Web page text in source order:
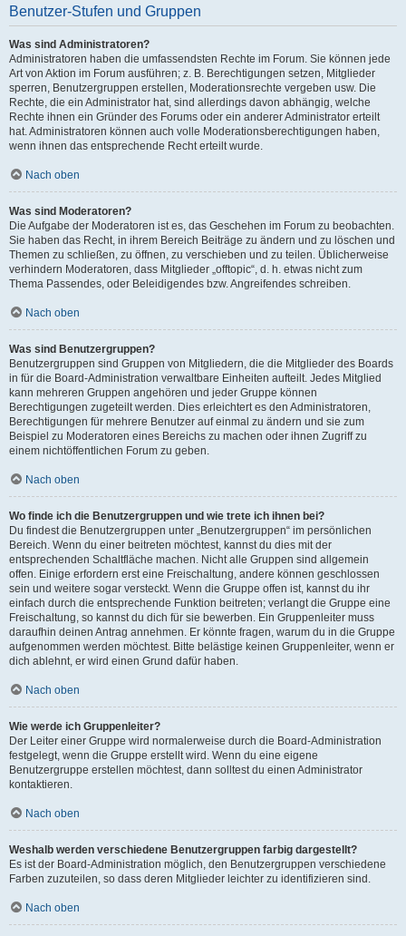
Benutzer-Stufen und Gruppen
Was sind Administratoren?
Administratoren haben die umfassendsten Rechte im Forum. Sie können jede
Art von Aktion im Forum ausführen; z. B. Berechtigungen setzen, Mitglieder
sperren, Benutzergruppen erstellen, Moderationsrechte vergeben usw. Die
Rechte, die ein Administrator hat, sind allerdings davon abhängig, welche
Rechte ihnen ein Gründer des Forums oder ein anderer Administrator erteilt
hat. Administratoren können auch volle Moderationsberechtigungen haben,
wenn ihnen das entsprechende Recht erteilt wurde.
Nach oben
Was sind Moderatoren?
Die Aufgabe der Moderatoren ist es, das Geschehen im Forum zu beobachten.
Sie haben das Recht, in ihrem Bereich Beiträge zu ändern und zu löschen und
Themen zu schließen, zu öffnen, zu verschieben und zu teilen. Üblicherweise
verhindern Moderatoren, dass Mitglieder „offtopic“, d. h. etwas nicht zum
Thema Passendes, oder Beleidigendes bzw. Angreifendes schreiben.
Nach oben
Was sind Benutzergruppen?
Benutzergruppen sind Gruppen von Mitgliedern, die die Mitglieder des Boards
in für die Board-Administration verwaltbare Einheiten aufteilt. Jedes Mitglied
kann mehreren Gruppen angehören und jeder Gruppe können
Berechtigungen zugeteilt werden. Dies erleichtert es den Administratoren,
Berechtigungen für mehrere Benutzer auf einmal zu ändern und sie zum
Beispiel zu Moderatoren eines Bereichs zu machen oder ihnen Zugriff zu
einem nichtöffentlichen Forum zu geben.
Nach oben
Wo finde ich die Benutzergruppen und wie trete ich ihnen bei?
Du findest die Benutzergruppen unter „Benutzergruppen“ im persönlichen
Bereich. Wenn du einer beitreten möchtest, kannst du dies mit der
entsprechenden Schaltfläche machen. Nicht alle Gruppen sind allgemein
offen. Einige erfordern erst eine Freischaltung, andere können geschlossen
sein und weitere sogar versteckt. Wenn die Gruppe offen ist, kannst du ihr
einfach durch die entsprechende Funktion beitreten; verlangt die Gruppe eine
Freischaltung, so kannst du dich für sie bewerben. Ein Gruppenleiter muss
daraufhin deinen Antrag annehmen. Er könnte fragen, warum du in die Gruppe
aufgenommen werden möchtest. Bitte belästige keinen Gruppenleiter, wenn er
dich ablehnt, er wird einen Grund dafür haben.
Nach oben
Wie werde ich Gruppenleiter?
Der Leiter einer Gruppe wird normalerweise durch die Board-Administration
festgelegt, wenn die Gruppe erstellt wird. Wenn du eine eigene
Benutzergruppe erstellen möchtest, dann solltest du einen Administrator
kontaktieren.
Nach oben
Weshalb werden verschiedene Benutzergruppen farbig dargestellt?
Es ist der Board-Administration möglich, den Benutzergruppen verschiedene
Farben zuzuteilen, so dass deren Mitglieder leichter zu identifizieren sind.
Nach oben